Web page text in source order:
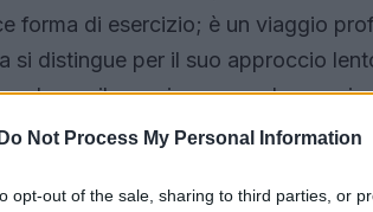
Do Not Process My Personal Information
opt-out of the sale, sharing to third parties, or
forma di esercizio; è un viaggio
si distingue per il suo approccio
il proprio corpo e la propria
scoprire i segreti di questa pratica?